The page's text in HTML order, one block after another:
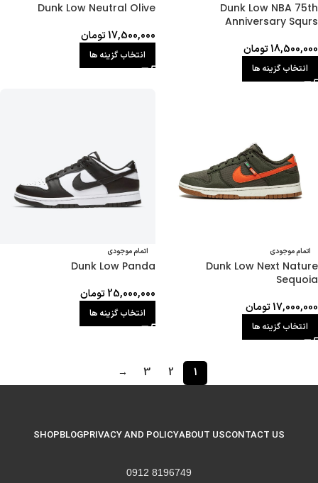
Dunk Low NBA 75th
Anniversary Squrs
18,500,000تومان
انتخاب گزینه ها
Dunk Low Neutral Olive
17,500,000تومان
انتخاب گزینه ها
اتمام موجودی
Dunk Low Next Nature
Sequoia
17,000,000تومان
انتخاب گزینه ها
اتمام موجودی
Dunk Low Panda
25,000,000تومان
انتخاب گزینه ها
1
2
3
→
CONTACT US
ABOUT US
PRIVACY AND POLICY
BLOG
SHOP
8196749 0912